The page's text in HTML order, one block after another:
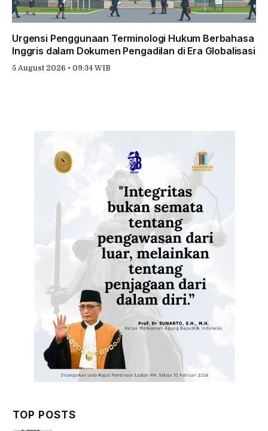
Urgensi Penggunaan Terminologi Hukum Berbahasa
Inggris dalam Dokumen Pengadilan di Era Globalisasi
5 August 2026 • 09:34 WIB
TOP POSTS